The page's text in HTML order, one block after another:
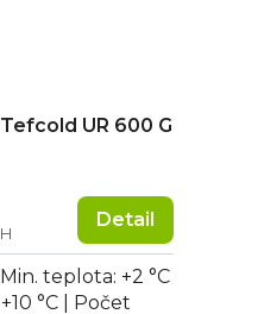
UR 600 G
Detail
teplota: +2 °C
°C | Počet